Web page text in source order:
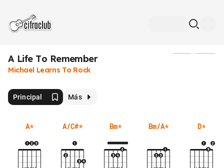
A Life To Remember
Michael Learns To Rock
Principal Más
A* A/C#* Bm* Bm/A* D*